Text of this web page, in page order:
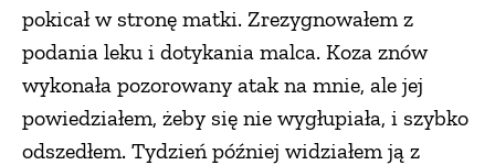
pokicał w stronę matki. Zrezygnowałem z
podania leku i dotykania malca. Koza znów
wykonała pozorowany atak na mnie, ale jej
powiedziałem, żeby się nie wygłupiała, i szybko
odszedłem. Tydzień później widziałem ją z